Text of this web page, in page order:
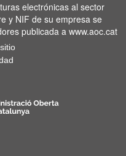
electrónicas al sector
y NIF de su empresa se
publicada a www.aoc.cat